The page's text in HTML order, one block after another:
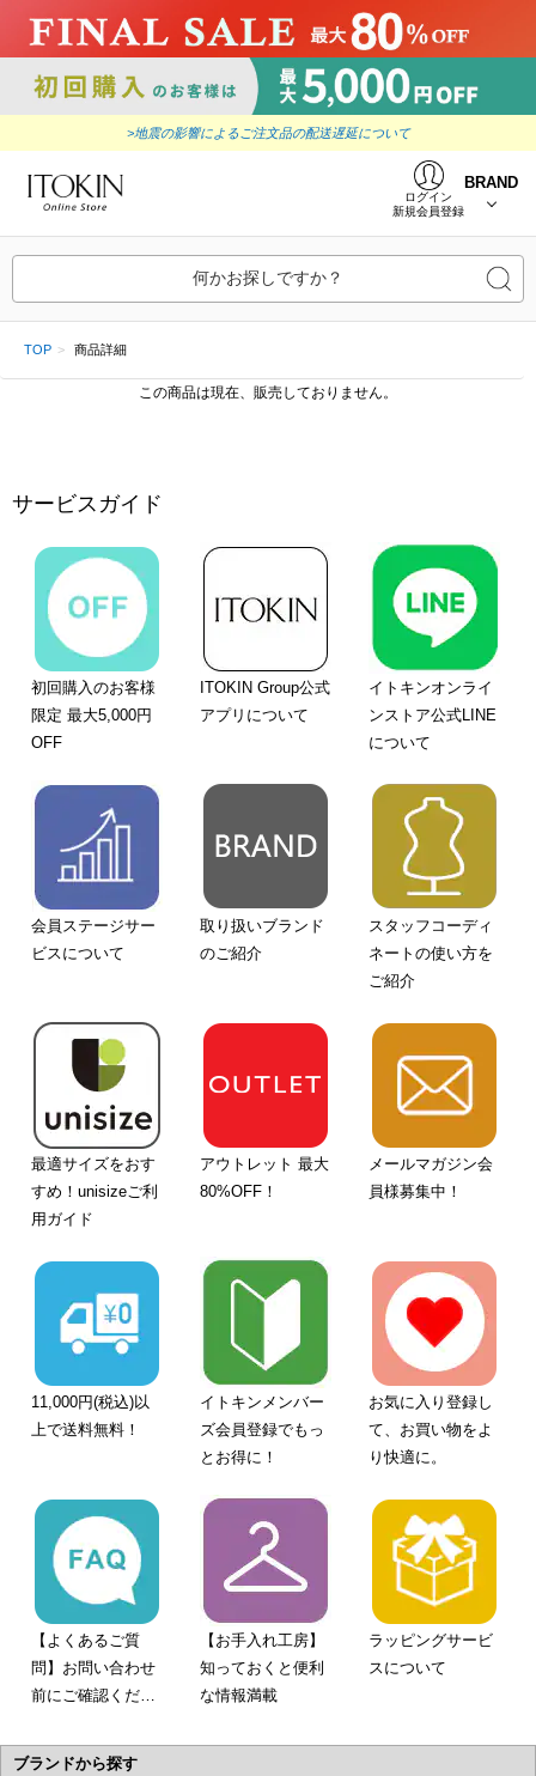
>地震の影響によるご注文品の配送遅延について
ログイン
新規会員登録
BRAND
何かお探しですか？
TOP 商品詳細
この商品は現在、販売しておりません。
サービスガイド
初回購入のお客様
限定 最大5,000円
OFF
ITOKIN Group公式
アプリについて
イトキンオンライ
ンストア公式LINE
について
会員ステージサー
ビスについて
取り扱いブランド
のご紹介
スタッフコーディ
ネートの使い方を
ご紹介
最適サイズをおす
すめ！unisizeご利
用ガイド
アウトレット 最大
80%OFF！
メールマガジン会
員様募集中！
11,000円(税込)以
上で送料無料！
イトキンメンバー
ズ会員登録でもっ
とお得に！
お気に入り登録し
て、お買い物をよ
り快適に。
【よくあるご質
問】お問い合わせ
前にご確認くださ
【お手入れ工房】
知っておくと便利
な情報満載
ラッピングサービ
スについて
ブランドから探す